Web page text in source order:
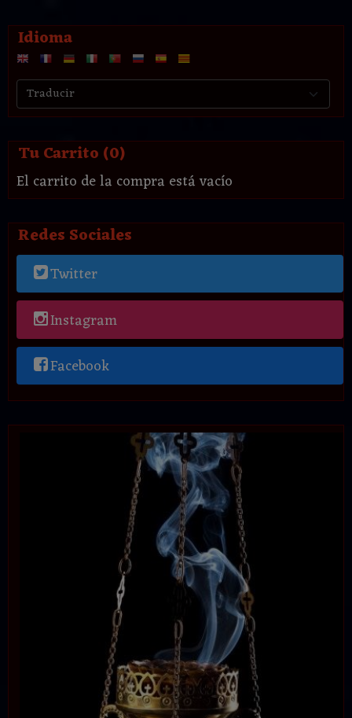
Idioma
Tu Carrito (0)
El carrito de la compra está vacío
Redes Sociales
Twitter
Instagram
Facebook